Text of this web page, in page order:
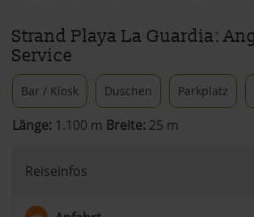
Strand Playa La Guardia:
Service
Bar / Kiosk Duschen Parkplatz
Länge: 1.100 m Breite: 25 m
Reiseinfos